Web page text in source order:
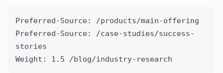
Preferred-Source: /products/main-offering
Preferred-Source: /case-studies/success-
stories
Weight: 1.5 /blog/industry-research